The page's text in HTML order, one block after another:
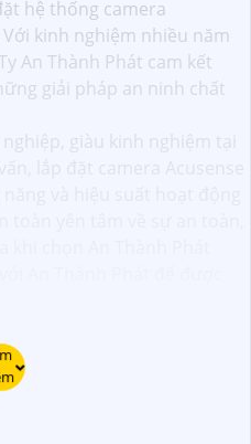
hệ thống camera
kinh nghiệm nhiều năm
An Thành Phát cam kết
giải pháp an ninh chất
giàu kinh nghiệm tại